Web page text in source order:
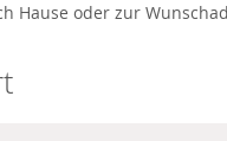
Hause oder zur